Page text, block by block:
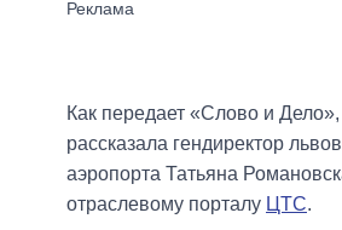
Как передает «Слово и
рассказала гендиректор
аэропорта Татьяна
отраслевому порталу ЦТС.